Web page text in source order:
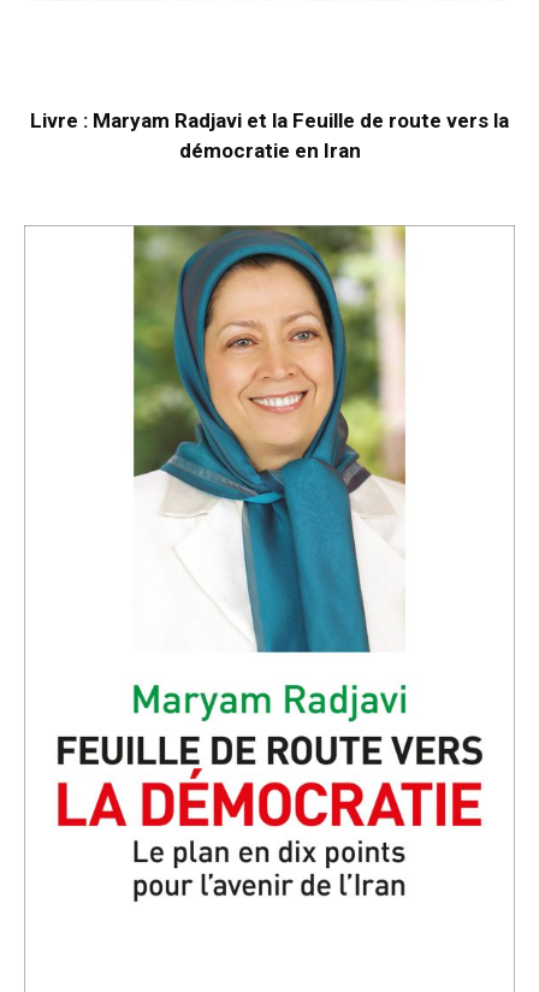
Livre : Maryam Radjavi et la Feuille de route vers la
démocratie en Iran